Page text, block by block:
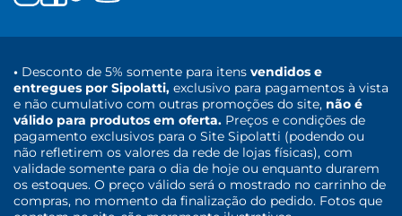
• Desconto de 5% somente para itens vendidos e
entregues por Sipolatti, exclusivo para pagamentos à vista
e não cumulativo com outras promoções do site, não é
válido para produtos em oferta. Preços e condições de
pagamento exclusivos para o Site Sipolatti (podendo ou
não refletirem os valores da rede de lojas físicas), com
validade somente para o dia de hoje ou enquanto durarem
os estoques. O preço válido será o mostrado no carrinho de
compras, no momento da finalização do pedido. Fotos que